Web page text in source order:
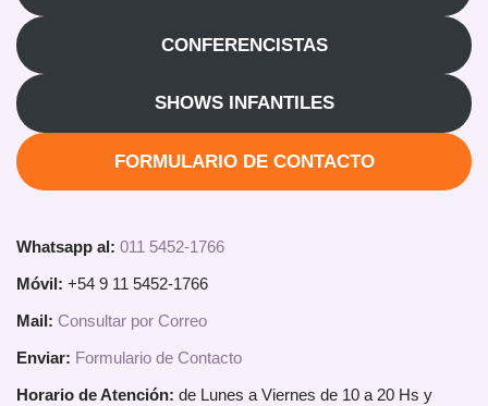
CONFERENCISTAS
SHOWS INFANTILES
FORMULARIO DE CONTACTO
Whatsapp al: 011 5452-1766
Móvil: +54 9 11 5452-1766
Mail: Consultar por Correo
Enviar: Formulario de Contacto
Horario de Atención: de Lunes a Viernes de 10 a 20 Hs y